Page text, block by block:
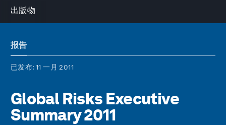
出版物
报告
已发布: 11 一月 2011
Global Risks Executive
Summary 2011